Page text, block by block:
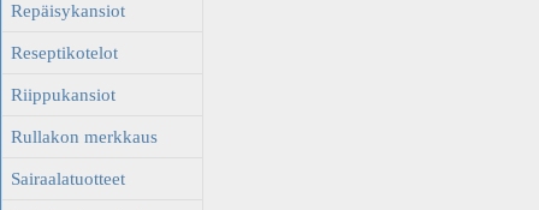
Repäisykansiot
Reseptikotelot
Riippukansiot
Rullakon merkkaus
Sairaalatuotteet